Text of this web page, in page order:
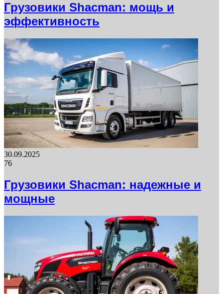
Грузовики Shacman: мощь и
эффективность
30.09.2025
76
Грузовики Shacman: надежные и
мощные